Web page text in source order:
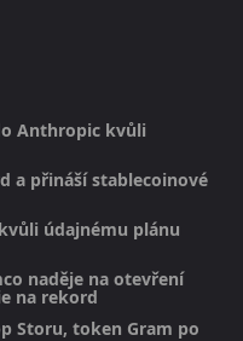
Anthropic kvůli
a přináší stablecoinové
údajnému plánu
naděje na otevření
na rekord
Storu, token Gram po